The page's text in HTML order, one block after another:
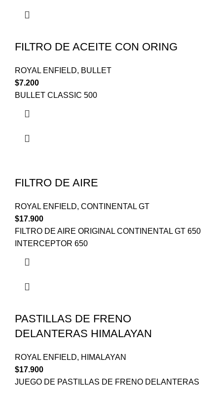
FILTRO DE ACEITE CON ORING
ROYAL ENFIELD, BULLET
$7.200
BULLET CLASSIC 500
FILTRO DE AIRE
ROYAL ENFIELD, CONTINENTAL GT
$17.900
FILTRO DE AIRE ORIGINAL CONTINENTAL GT 650
INTERCEPTOR 650
PASTILLAS DE FRENO
DELANTERAS HIMALAYAN
ROYAL ENFIELD, HIMALAYAN
$17.900
JUEGO DE PASTILLAS DE FRENO DELANTERAS